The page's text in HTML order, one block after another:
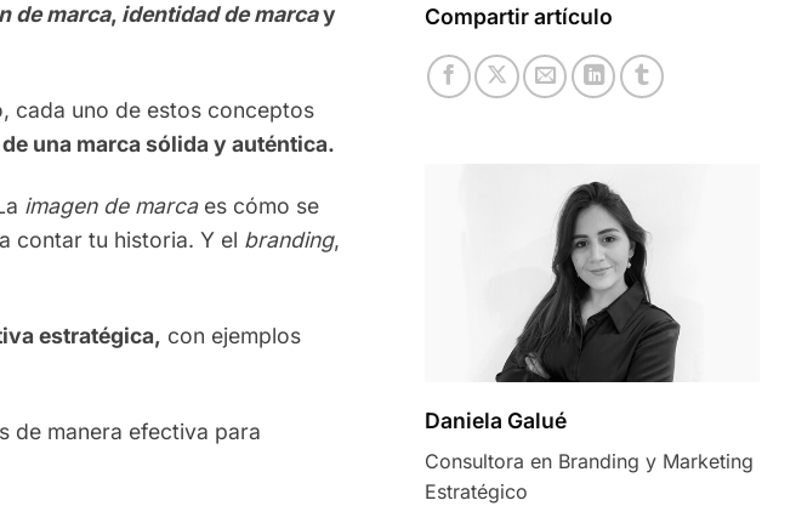
de marca, identidad de marcay
cada uno de estos conceptos
una marca sólida y auténtica.
imagen de marcaes cómo se
contar tu historia. Y el branding,
estratégica, con ejemplos
de manera efectiva para
Compartir artículo
Daniela Galué
Consultora en Branding y Marketing
Estratégico